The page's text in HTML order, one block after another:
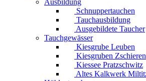
Ausbildung
Schnuppertauchen
Tauchausbildung
Ausgebildete Taucher
Tauchgewässer
Kiesgrube Leuben
Kiesgruben Zschieren
Kiessee Pratzschwitz
Altes Kalkwerk